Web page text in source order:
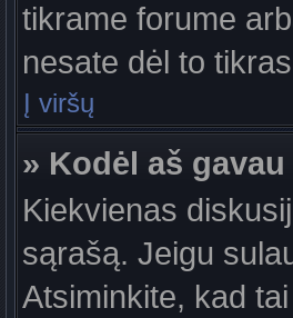
tikrame forume
nesate dėl to
Į viršų
» Kodėl aš
Kiekvienas
sąrašą. Jeigu
Atsiminkite, kad